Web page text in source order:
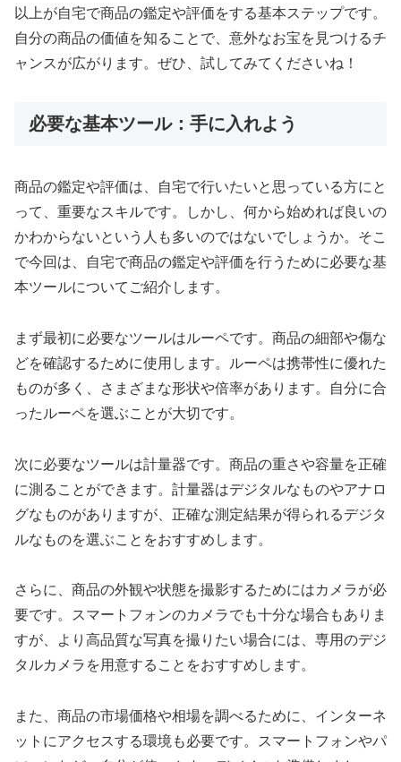
以上が自宅で商品の鑑定や評価をする基本ステップです。
自分の商品の価値を知ることで、意外なお宝を見つけるチ
ャンスが広がります。ぜひ、試してみてくださいね！
必要な基本ツール：手に入れよう
商品の鑑定や評価は、自宅で行いたいと思っている方にと
って、重要なスキルです。しかし、何から始めれば良いの
かわからないという人も多いのではないでしょうか。そこ
で今回は、自宅で商品の鑑定や評価を行うために必要な基
本ツールについてご紹介します。
まず最初に必要なツールはルーペです。商品の細部や傷な
どを確認するために使用します。ルーペは携帯性に優れた
ものが多く、さまざまな形状や倍率があります。自分に合
ったルーペを選ぶことが大切です。
次に必要なツールは計量器です。商品の重さや容量を正確
に測ることができます。計量器はデジタルなものやアナロ
グなものがありますが、正確な測定結果が得られるデジタ
ルなものを選ぶことをおすすめします。
さらに、商品の外観や状態を撮影するためにはカメラが必
要です。スマートフォンのカメラでも十分な場合もありま
すが、より高品質な写真を撮りたい場合には、専用のデジ
タルカメラを用意することをおすすめします。
また、商品の市場価格や相場を調べるために、インターネ
ットにアクセスする環境も必要です。スマートフォンやパ